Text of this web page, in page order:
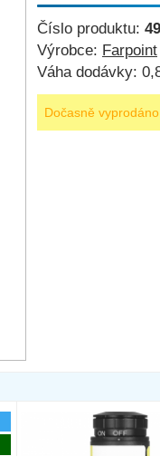
Číslo produktu:
Výrobce: Farpoint
Váha dodávky:
Dočasně vyprodáno